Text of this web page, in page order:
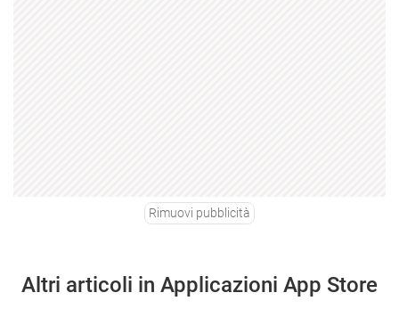
Rimuovi pubblicità
Altri articoli in Applicazioni App Store